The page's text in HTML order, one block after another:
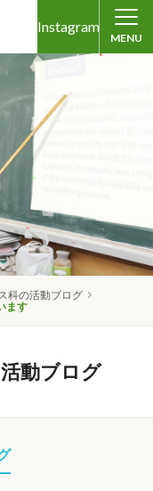
Instagram
MENU
科の活動ブログ
ます
動ブログ